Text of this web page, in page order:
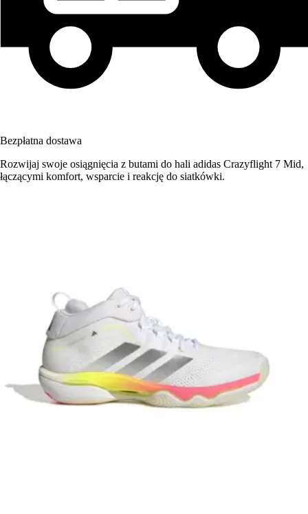
Bezpłatna dostawa
Rozwijaj swoje osiągnięcia z butami do hali adidas Crazyflight 7 Mid,
łączącymi komfort, wsparcie i reakcję do siatkówki.